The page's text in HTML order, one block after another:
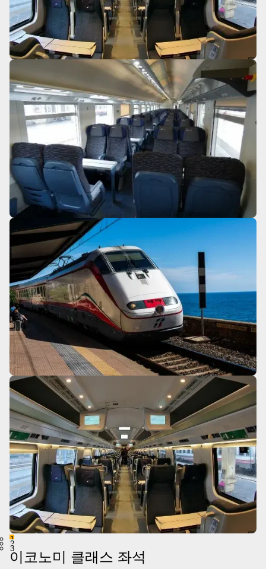
1
2
3
이코노미 클래스 좌석